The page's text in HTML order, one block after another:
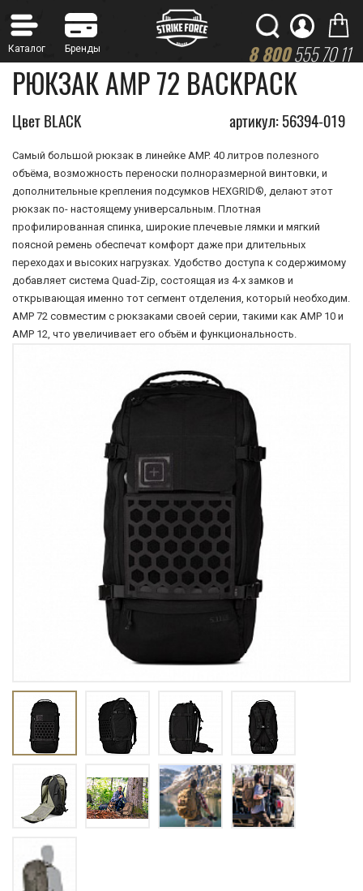
8 800555 70 11
РЮКЗАК AMP 72 BACKPACK
Цвет BLACK артикул: 56394-019
Самый большой рюкзак в линейке AMP. 40 литров полезного
объёма, возможность переноски полноразмерной винтовки, и
дополнительные крепления подсумков HEXGRID®, делают этот
рюкзак по- настоящему универсальным. Плотная
профилированная спинка, широкие плечевые лямки и мягкий
поясной ремень обеспечат комфорт даже при длительных
переходах и высоких нагрузках. Удобство доступа к содержимому
добавляет система Quad-Zip, состоящая из 4-х замков и
открывающая именно тот сегмент отделения, который необходим.
AMP 72 совместим с рюкзаками своей серии, такими как AMP 10 и
AMP 12, что увеличивает его объём и функциональность.